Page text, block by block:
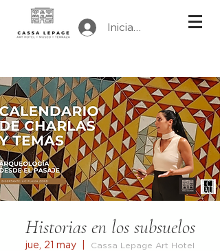
Iniciar sesión
Historias en los subsuelos
jue, 21 may
Cassa Lepage Art Hotel